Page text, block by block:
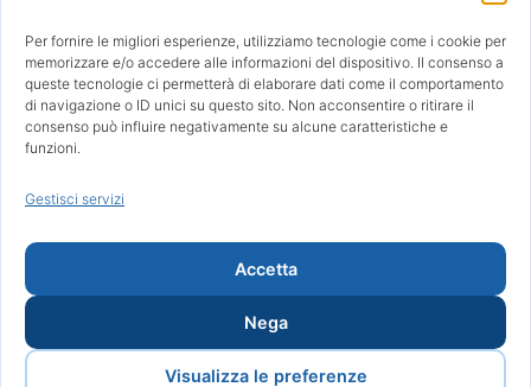
Per fornire le migliori esperienze, utilizziamo tecnologie come i cookie per
memorizzare e/o accedere alle informazioni del dispositivo. Il consenso a
queste tecnologie ci permetterà di elaborare dati come il comportamento
di navigazione o ID unici su questo sito. Non acconsentire o ritirare il
consenso può influire negativamente su alcune caratteristiche e
funzioni.
Gestisci servizi
Accetta
Nega
Visualizza le preferenze
solleticare da un simpatico freschino…
le giornate sono ancora lunghe, per cui
diventa piacevola attardarsi
chiacchierando o bevendo un buon
bicchiere di vino… è in questa cornice
che due coppie, molto diverse tra loro
Copyright 2024 Lacme. Tutti i diritti riservati. Powered by
Proweb